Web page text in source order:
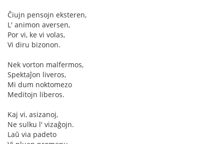
Ĉiujn pensojn eksteren,
L' animon aversen,
Por vi, ke vi volas,
Vi diru bizonon.
Nek vorton malfermos,
Spektaĵon liveros,
Mi dum noktomezo
Meditojn liberos.
Kaj vi, asizanoj,
Ne sulku l' vizaĝojn.
Laŭ via padeto